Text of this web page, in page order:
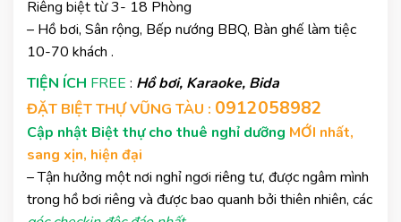
Riêng biệt từ 3- 18 Phòng
– Hồ bơi, Sân rộng, Bếp nướng BBQ, Bàn ghế làm tiệc
10-70 khách .
TIỆN ÍCH FREE : Hồ bơi, Karaoke, Bida
ĐẶT BIỆT THỰ VŨNG TÀU : 0912058982
Cập nhật Biệt thự cho thuê nghỉ dưỡng MỚI nhất,
sang xịn, hiện đại
– Tận hưởng một nơi nghỉ ngơi riêng tư, được ngâm mình
trong hồ bơi riêng và được bao quanh bởi thiên nhiên, các